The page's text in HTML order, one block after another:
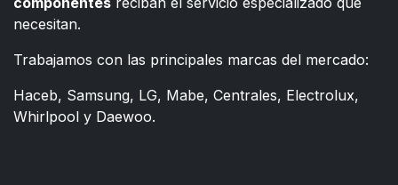
necesitan.
Trabajamos con las principales marcas del mercado:
Haceb, Samsung, LG, Mabe, Centrales, Electrolux,
Whirlpool y Daewoo.